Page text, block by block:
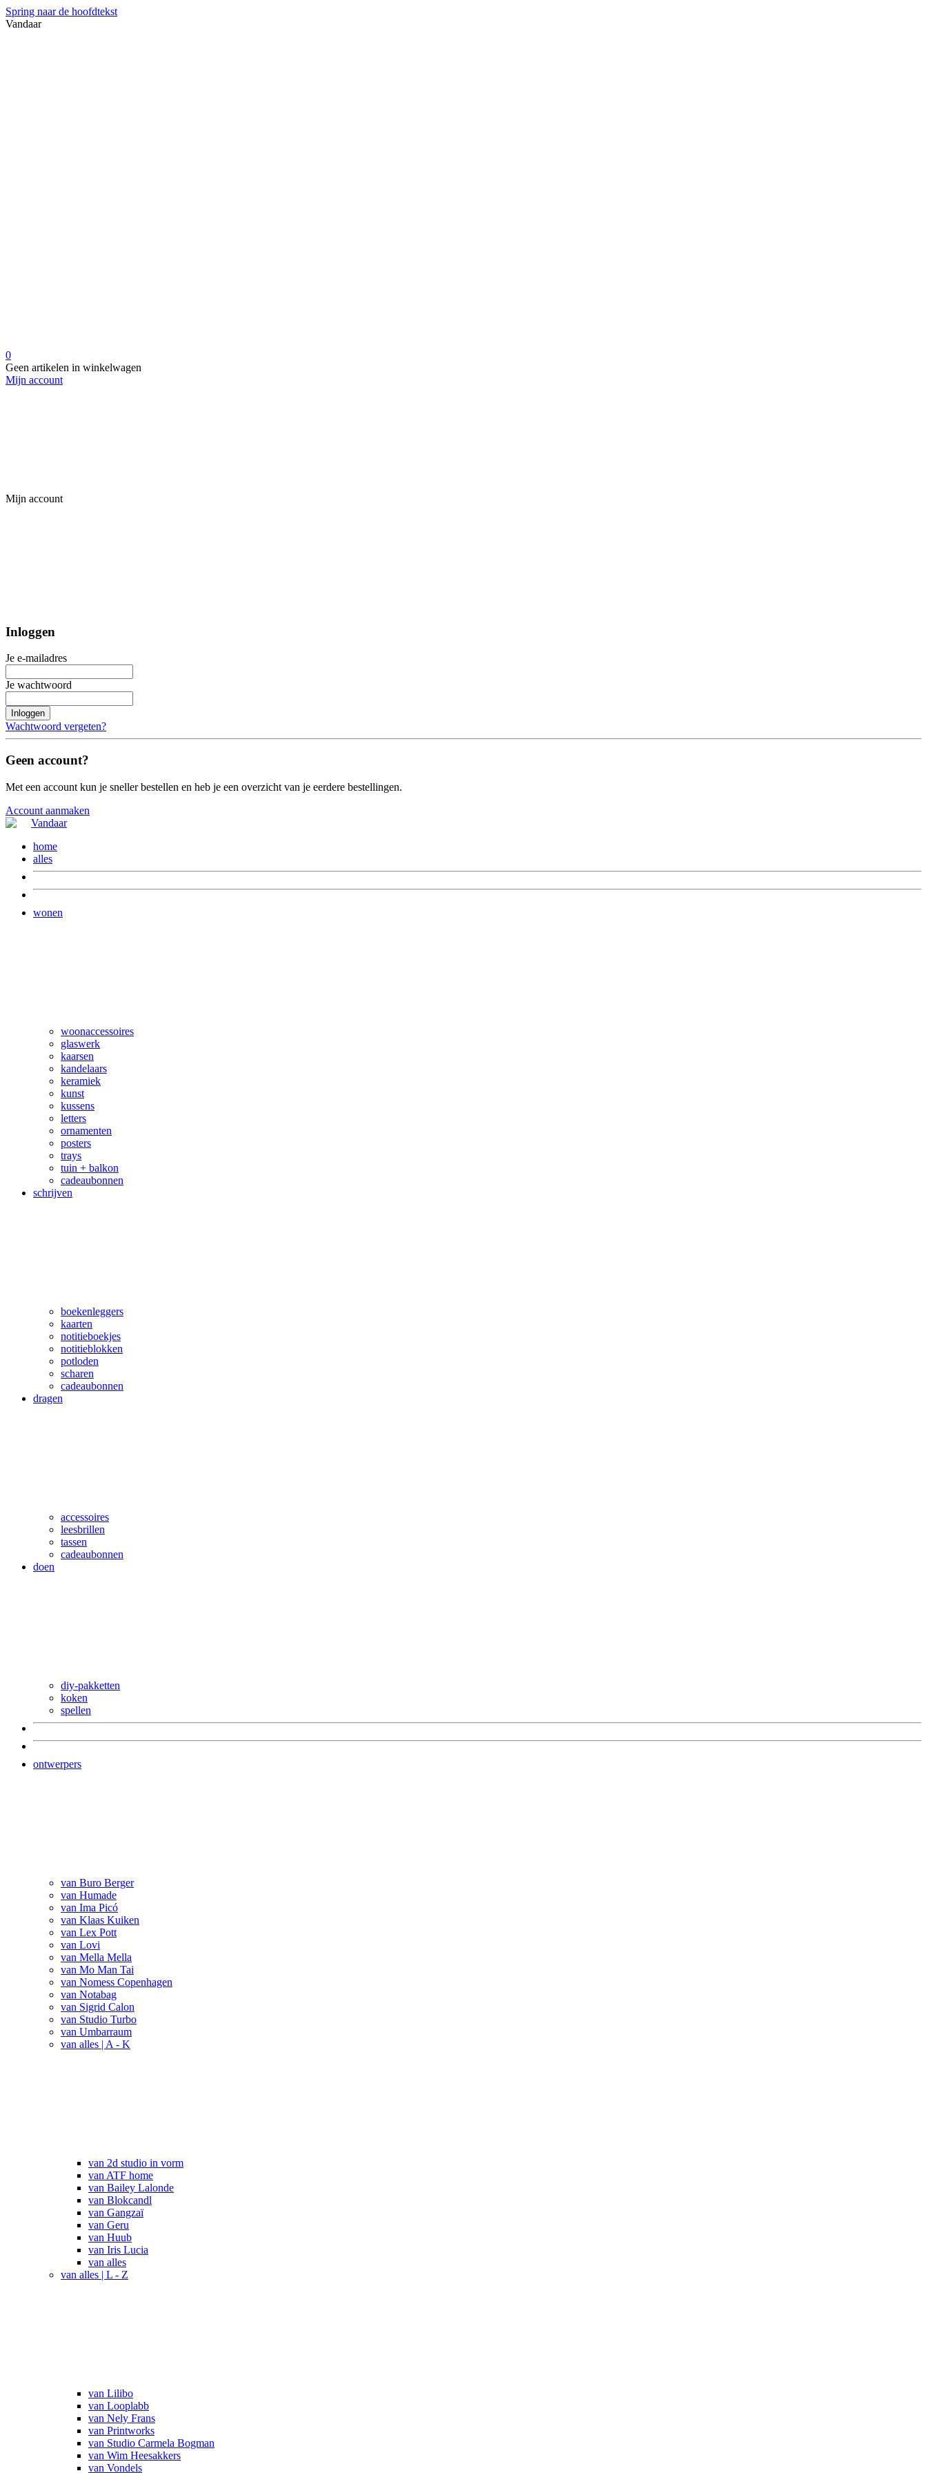
Spring naar de hoofdtekst
Vandaar
0
Geen artikelen in winkelwagen
Mijn account
Mijn account
Inloggen
Je e-mailadres
Je wachtwoord
Inloggen
Wachtwoord vergeten?
Geen account?
Met een account kun je sneller bestellen en heb je een overzicht van je eerdere bestellingen.
Account aanmaken
home
alles
wonen
woonaccessoires
glaswerk
kaarsen
kandelaars
keramiek
kunst
kussens
letters
ornamenten
posters
trays
tuin + balkon
cadeaubonnen
schrijven
boekenleggers
kaarten
notitieboekjes
notitieblokken
potloden
scharen
cadeaubonnen
dragen
accessoires
leesbrillen
tassen
cadeaubonnen
doen
diy-pakketten
koken
spellen
ontwerpers
van Buro Berger
van Humade
van Ima Picó
van Klaas Kuiken
van Lex Pott
van Lovi
van Mella Mella
van Mo Man Tai
van Nomess Copenhagen
van Notabag
van Sigrid Calon
van Studio Turbo
van Umbarraum
van alles | A - K
van 2d studio in vorm
van ATF home
van Bailey Lalonde
van Blokcandl
van Gangzaï
van Geru
van Huub
van Iris Lucia
van alles
van alles | L - Z
van Lilibo
van Looplabb
van Nely Frans
van Printworks
van Studio Carmela Bogman
van Wim Heesakkers
van Vondels